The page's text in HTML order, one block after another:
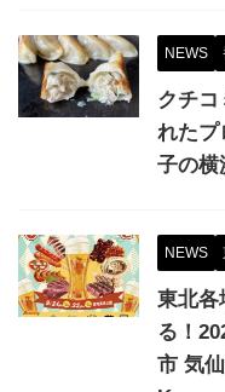
NEWS
クチコ
れたプ
子の横
NEWS
東北各
る！
市 気